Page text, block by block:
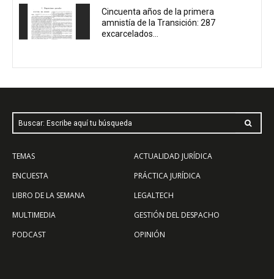
Cincuenta años de la primera
amnistía de la Transición: 287
excarcelados...
Buscar: Escribe aquí tu búsqueda
TEMAS
ENCUESTA
LIBRO DE LA SEMANA
MULTIMEDIA
PODCAST
ACTUALIDAD JURÍDICA
PRÁCTICA JURÍDICA
LEGALTECH
GESTIÓN DEL DESPACHO
OPINIÓN